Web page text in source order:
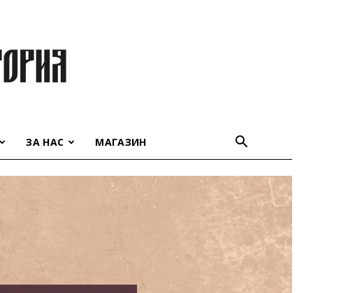
ЗА НАС МАГАЗИН